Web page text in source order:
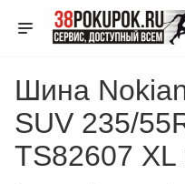
Шина
SUV 235/
TS82607